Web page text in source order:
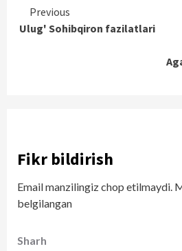
Continue
Reading
Previous
Ulug' Sohibqiron fazilatlari
Fikr bildirish
Email manzilingiz chop etilmaydi.
belgilangan
Sharh